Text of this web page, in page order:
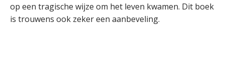
op een tragische wijze om het leven kwamen. Dit boek
is trouwens ook zeker een aanbeveling.